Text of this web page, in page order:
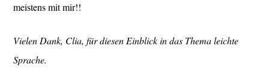
meistens mit mir!!
Vielen Dank, Clia, für diesen Einblick in das Thema leichte
Sprache.